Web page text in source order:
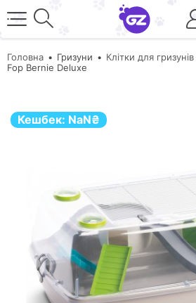
Головна Гризуни Клітки для гризунів
Fop Bernie Deluxe
Кешбек: NaN₴